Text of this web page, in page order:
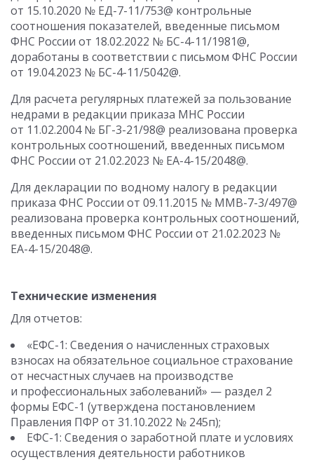
от 15.10.2020 № ЕД-7-11/753@ контрольные
соотношения показателей, введенные письмом
ФНС России от 18.02.2022 № БС-4-11/1981@,
доработаны в соответствии с письмом ФНС России
от 19.04.2023 № БС-4-11/5042@.
Для расчета регулярных платежей за пользование
недрами в редакции приказа МНС России
от 11.02.2004 № БГ-3-21/98@ реализована проверка
контрольных соотношений, введенных письмом
ФНС России от 21.02.2023 № ЕА-4-15/2048@.
Для декларации по водному налогу в редакции
приказа ФНС России от 09.11.2015 № ММВ-7-3/497@
реализована проверка контрольных соотношений,
введенных письмом ФНС России от 21.02.2023 №
ЕА-4-15/2048@.
Технические изменения
Для отчетов:
«ЕФС-1: Сведения о начисленных страховых
взносах на обязательное социальное страхование
от несчастных случаев на производстве
и профессиональных заболеваний» — раздел 2
формы ЕФС-1 (утверждена постановлением
Правления ПФР от 31.10.2022 № 245п);
ЕФС-1: Сведения о заработной плате и условиях
осуществления деятельности работников